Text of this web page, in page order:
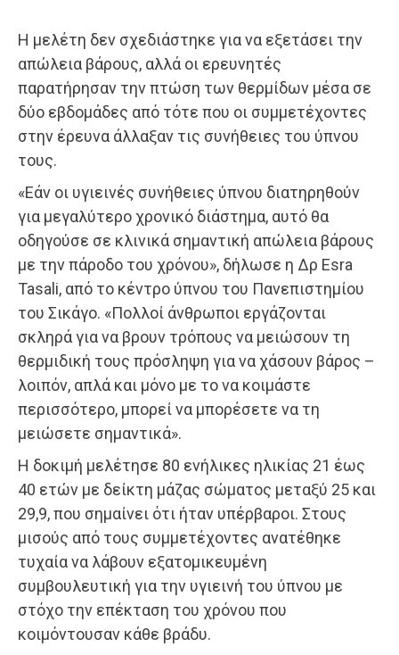
Η μελέτη δεν σχεδιάστηκε για να εξετάσει την
απώλεια βάρους, αλλά οι ερευνητές
παρατήρησαν την πτώση των θερμίδων μέσα σε
δύο εβδομάδες από τότε που οι συμμετέχοντες
στην έρευνα άλλαξαν τις συνήθειες του ύπνου
τους.
«Εάν οι υγιεινές συνήθειες ύπνου διατηρηθούν
για μεγαλύτερο χρονικό διάστημα, αυτό θα
οδηγούσε σε κλινικά σημαντική απώλεια βάρους
με την πάροδο του χρόνου», δήλωσε η Δρ Esra
Tasali, από το κέντρο ύπνου του Πανεπιστημίου
του Σικάγο. «Πολλοί άνθρωποι εργάζονται
σκληρά για να βρουν τρόπους να μειώσουν τη
θερμιδική τους πρόσληψη για να χάσουν βάρος –
λοιπόν, απλά και μόνο με το να κοιμάστε
περισσότερο, μπορεί να μπορέσετε να τη
μειώσετε σημαντικά».
Η δοκιμή μελέτησε 80 ενήλικες ηλικίας 21 έως
40 ετών με δείκτη μάζας σώματος μεταξύ 25 και
29,9, που σημαίνει ότι ήταν υπέρβαροι. Στους
μισούς από τους συμμετέχοντες ανατέθηκε
τυχαία να λάβουν εξατομικευμένη
συμβουλευτική για την υγιεινή του ύπνου με
στόχο την επέκταση του χρόνου που
κοιμόντουσαν κάθε βράδυ.